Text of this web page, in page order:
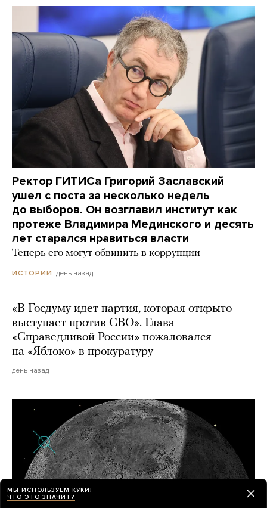
Ректор ГИТИСа Григорий Заславский
ушел с поста за несколько недель
до выборов. Он возглавил институт как
протеже Владимира Мединского и десять
лет старался нравиться власти
Теперь его могут обвинить в коррупции
ИСТОРИИ день назад
«В Госдуму идет партия, которая открыто
выступает против СВО». Глава
«Справедливой России» пожаловался
на «Яблоко» в прокуратуру
день назад
МЫ ИСПОЛЬЗУЕМ КУКИ!
ЧТО ЭТО ЗНАЧИТ?